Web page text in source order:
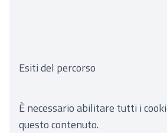
Esiti del percorso
È necessario abilitare tutti i
questo contenuto.